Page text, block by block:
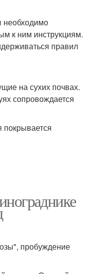
необходимо
к ним инструкциям.
правил
на сухих почвах.
сопровождается
покрывается
пробуждение